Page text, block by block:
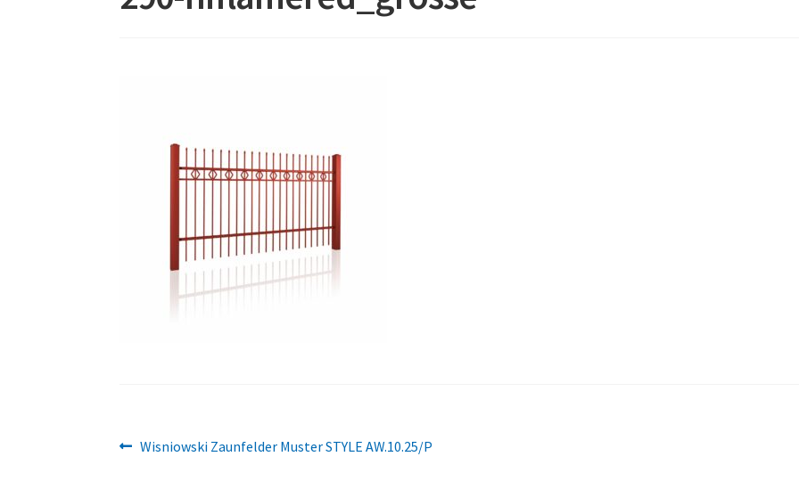
Beitragsnavigation
Vorheriger
Wisniowski Zaunfelder Muster STYLE AW.10.25/P